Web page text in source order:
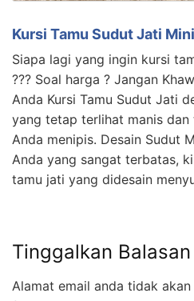
Kursi Tamu Sudut Jati
Siapa lagi yang ingin kursi
??? Soal harga ? Jangan
Anda Kursi Tamu Sudut Jati
yang tetap terlihat manis
Anda menipis. Desain Sudut
Anda yang sangat terbatas,
tamu jati yang didesain
Tinggalkan Balasan
Alamat email anda tidak